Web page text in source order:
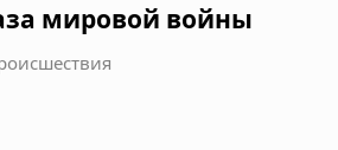
мировой войны